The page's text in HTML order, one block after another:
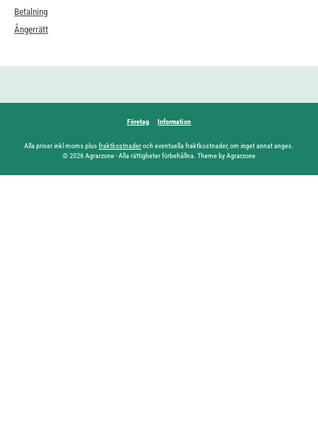
Betalning
Ångerrätt
Företag Information
Alla priser inkl moms plus fraktkostnaderoch eventuella fraktkostnader, om inget annat anges.
© 2026 Agrarzone - Alla rättigheter förbehållna. Theme by Agrarzone